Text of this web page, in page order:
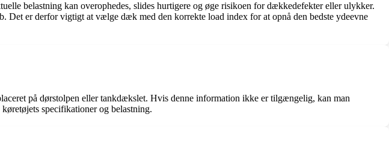
belastning kan overophedes, slides hurtigere og øge risikoen for dækkedefekter eller ulykker.
er derfor vigtigt at vælge dæk med den korrekte load index for at opnå den bedste ydeevne
på dørstolpen eller tankdækslet. Hvis denne information ikke er tilgængelig, kan man
specifikationer og belastning.